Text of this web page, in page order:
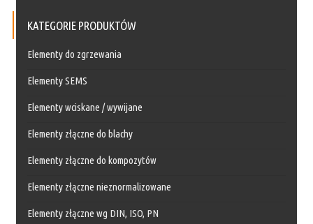
KATEGORIE PRODUKTÓW
Elementy do zgrzewania
Elementy SEMS
Elementy wciskane / wywijane
Elementy złączne do blachy
Elementy złączne do kompozytów
Elementy złączne nieznormalizowane
Elementy złączne wg DIN, ISO, PN